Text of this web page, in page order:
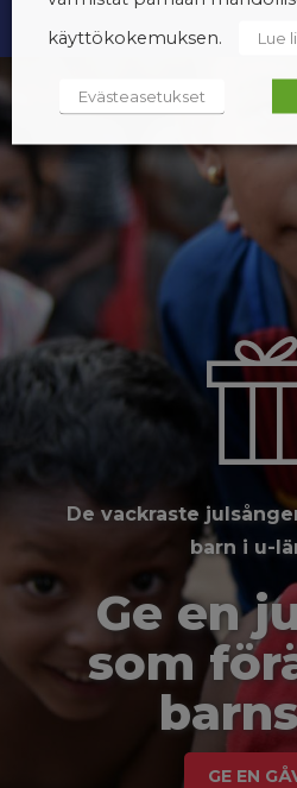
De vackraste
barn i u-
Ge en
som
GE EN
käyttökokemuksen.
Lue
Evästeasetukset